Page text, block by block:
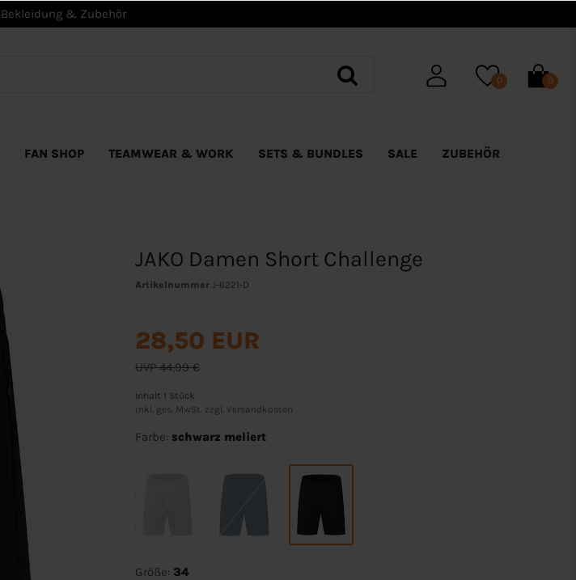
& Zubehör
0 0
FAN SHOP TEAMWEAR & WORK SETS & BUNDLES SALE ZUBEHÖR
JAKO Damen Short Challenge
Artikelnummer J-6221-D
UVP 44,99 €
28,50 EUR
Inhalt 1 Stück
inkl. ges. MwSt. zzgl.
Versandkosten
Farbe: schwarz meliert
Größe: 34